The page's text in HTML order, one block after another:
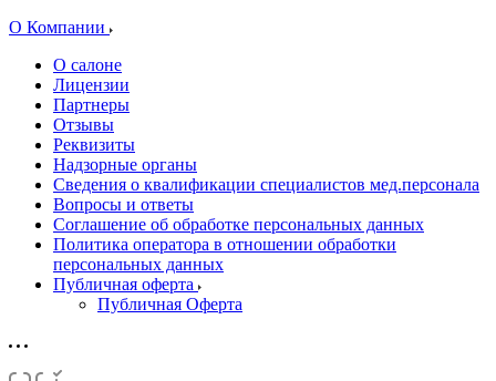
О Компании
О салоне
Лицензии
Партнеры
Отзывы
Реквизиты
Надзорные органы
Сведения о квалификации специалистов мед.персонала
Вопросы и ответы
Соглашение об обработке персональных данных
Политика оператора в отношении обработки
персональных данных
Публичная оферта
Публичная Оферта